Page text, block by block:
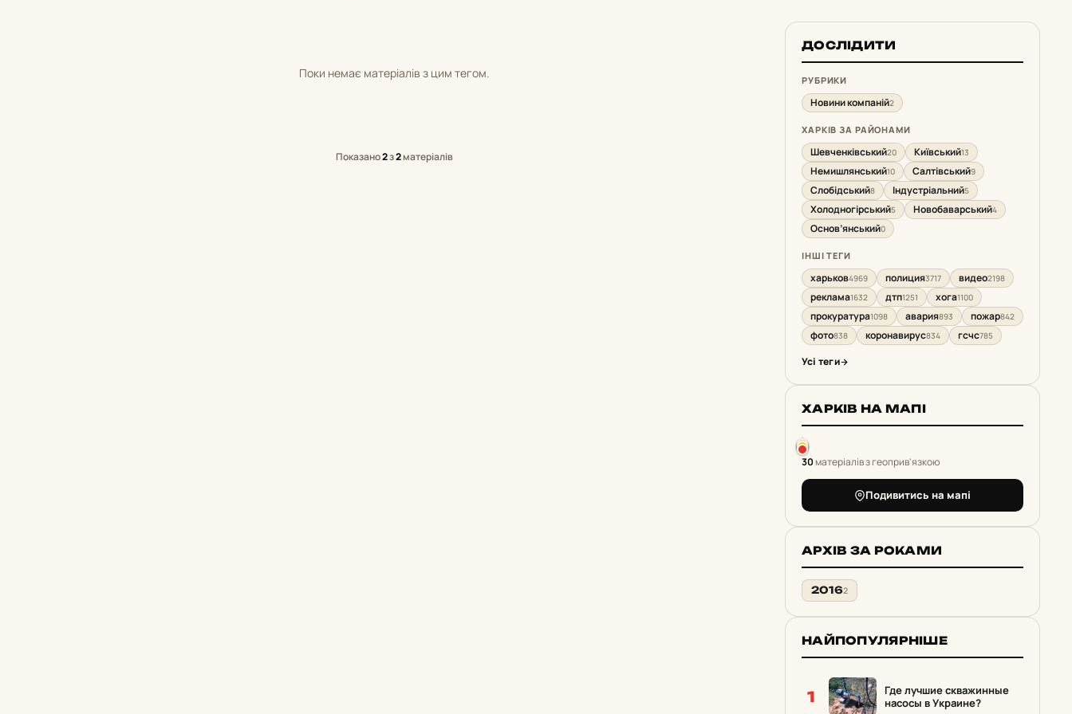
Поки немає матеріалів з цим тегом.
Показано2з2матеріалів
ДОСЛІДИТИ
РУБРИКИ
Новини компаній2
ХАРКІВ ЗА РАЙОНАМИ
Шевченківський20 Київський13
Немишлянський10 Салтівський9
Слобідський8 Індустріальний5
Холодногірський5 Новобаварський4
Основ’янський0
ІНШІ ТЕГИ
харьков4969 полиция3717 видео2198
реклама1632 дтп1251 хога1100
прокуратура1098 авария893 пожар842
фото838 коронавирус834 гсчс785
Усі теги
ХАРКІВ НА МАПІ
30матеріалів з геоприв'язкою
Подивитись на мапі
АРХІВ ЗА РОКАМИ
20162
НАЙПОПУЛЯРНІШЕ
1
Где лучшие скважинные
насосы в Украине?